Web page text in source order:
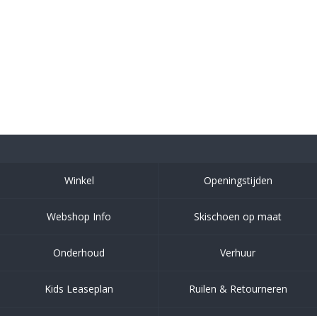
Winkel Openingstijden
Webshop Info Skischoen op maat
Onderhoud Verhuur
Kids Leaseplan Ruilen & Retourneren